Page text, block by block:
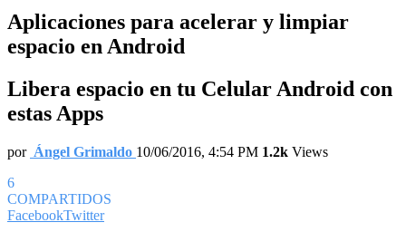
Aplicaciones para acelerar y limpiar
espacio en Android
Libera espacio en tu Celular Android con
estas Apps
por Ángel Grimaldo 10/06/2016, 4:54 PM 1.2k Views
6
COMPARTIDOS
FacebookTwitter